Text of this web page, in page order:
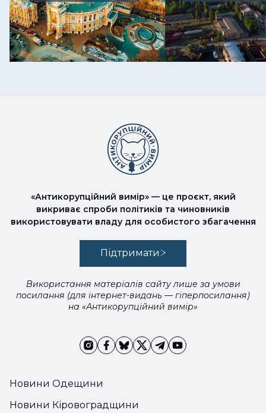
Новини Одещини
Новини Кіровоградщини
«Антикорупційний вимір» — це проєкт, який
викриває спроби політиків та чиновників
використовувати владу для особистого збагачення
Підтримати
Використання матеріалів сайту лише за умови
посилання (для інтернет-видань — гіперпосилання)
на «Антикорупційний вимір»